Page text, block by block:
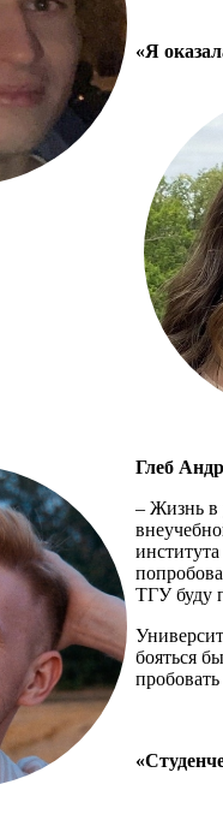
«Я
Глеб
– Жизнь в
ТГУ буду
бояться